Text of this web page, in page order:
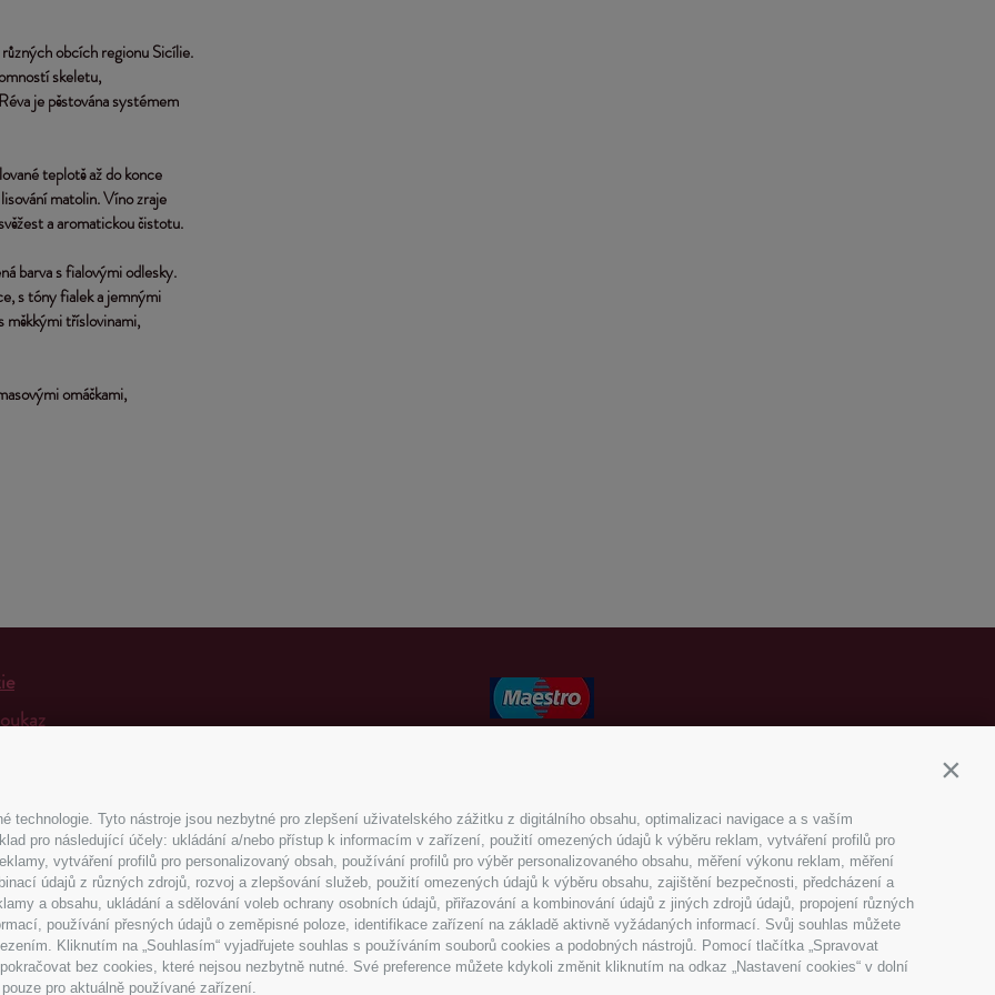
technologie. Tyto nástroje jsou nezbytné pro zlepšení uživatelského zážitku z digitálního obsahu, optimalizaci navigace a s vaším
pro následující účely: ukládání a/nebo přístup k informacím v zařízení, použití omezených údajů k výběru reklam, vytváření profilů pro
vytváření profilů pro personalizovaný obsah, používání profilů pro výběr personalizovaného obsahu, měření výkonu reklam, měření
údajů z různých zdrojů, rozvoj a zlepšování služeb, použití omezených údajů k výběru obsahu, zajištění bezpečnosti, předcházení a
a obsahu, ukládání a sdělování voleb ochrany osobních údajů, přiřazování a kombinování údajů z jiných zdrojů údajů, propojení různých
používání přesných údajů o zeměpisné poloze, identifikace zařízení na základě aktivně vyžádaných informací. Svůj souhlas můžete
Kliknutím na „Souhlasím“ vyjadřujete souhlas s používáním souborů cookies a podobných nástrojů. Pomocí tlačítka „Spravovat
bez cookies, které nejsou nezbytně nutné. Své preference můžete kdykoli změnit kliknutím na odkaz „Nastavení cookies“ v dolní
pro aktuálně používané zařízení.
obcích regionu Sicílie.
skeletu,
je pěstována systémem
teplotě až do konce
matolin. Víno zraje
a aromatickou čistotu.
barva s fialovými odlesky.
s tóny fialek a jemnými
měkkými tříslovinami,
omáčkami,
osobních údajů
a vrácení
Bezpečná platba
© 2009 - 2026 Italbest - Web Design -DIČ: CZ29089298